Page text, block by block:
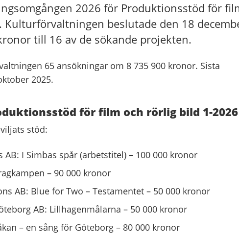
2026 för Produktionsstöd för
Kulturförvaltningen beslutade den 18
till 16 av de sökande projekten.
65 ansökningar om 8 735 900 kronor. Sista
2025.
för film och rörlig bild 1-2026
stöd:
I Simbas spår (arbetstitel) – 100 000 kronor
– 90 000 kronor
AB: Blue for Two – Testamentet – 50 000 kronor
AB: Lillhagenmålarna – 50 000 kronor
– en sång för Göteborg – 80 000 kronor